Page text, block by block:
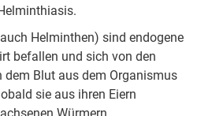
einer Wurminfektion
Arten
Nebenwirkungen
chemischen Entwurmung
Wurmkuren?
Helminthen) sind endogene
befallen und sich von den
Blut aus dem Organismus
sie aus ihren Eiern